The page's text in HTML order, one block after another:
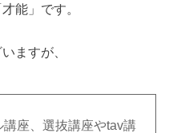
能」です。
ますが、
講座、選抜講座やtav講